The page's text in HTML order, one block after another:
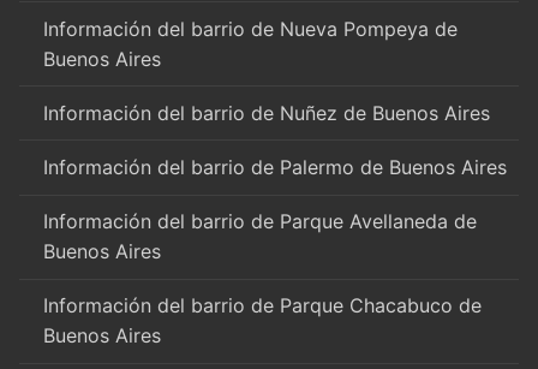
Información del barrio de Nueva Pompeya de
Buenos Aires
Información del barrio de Nuñez de Buenos Aires
Información del barrio de Palermo de Buenos Aires
Información del barrio de Parque Avellaneda de
Buenos Aires
Información del barrio de Parque Chacabuco de
Buenos Aires